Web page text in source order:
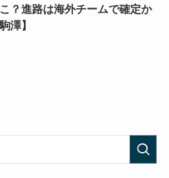
？進路は海外チームで確定か
駒澤】